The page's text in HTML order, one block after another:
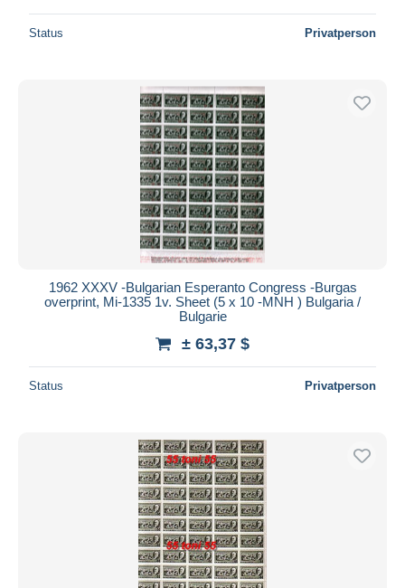
Status Privatperson
1962 XXXV -Bulgarian Esperanto Congress -Burgas
overprint, Mi-1335 1v. Sheet (5 x 10 -MNH ) Bulgaria /
Bulgarie
± 63,37 $
Status Privatperson